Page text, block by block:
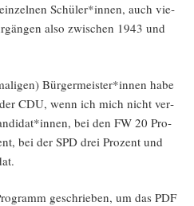
Schüler*innen, auch vie­
also zwi­schen 1943 und
Bürgermeister*innen habe
CDU, wenn ich mich nicht ver­
bei den FW 20 Pro­
bei der SPD drei Pro­zent und
geschrie­ben, um das PDF